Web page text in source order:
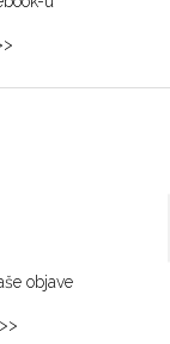
objave